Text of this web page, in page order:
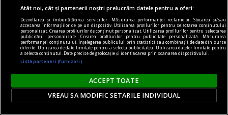
accent pe istorie
Lech Walesa, din istorie și din prezent
Stocul pare limitat, istoria continuă.
Mihaela SIMINA
Atât noi, cât și partenerii noștri prelucrăm datele pentru a oferi:
Dezvoltarea și îmbunătățirea serviciilor. Măsurarea performanței reclamelor. Stocarea și/sau
accesarea informațiilor de pe un dispozitiv. Utilizarea profilurilor pentru selectarea conținutului
personalizat. Crearea profilurilor de conținut personalizat. Utilizarea profilurilor pentru selectarea
publicității personalizate. Crearea profilurilor pentru publicitate personalizată. Măsurarea
performanței conținutului. Înțelegerea publicului prin statistici sau combinații de date din surse
diferite. Utilizarea de date limitate pentru a selecta publicitatea. Utilizarea datelor limitate pentru
a selecta conținutul. Date precise de geolocație și identificarea prin scanarea dispozitivului.
Listă parteneri (furnizori)
ACCEPT TOATE
VREAU SA MODIFIC SETARILE INDIVIDUAL